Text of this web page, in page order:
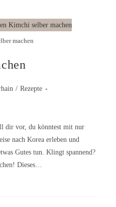
machen
/ Rezepte
dir vor, du könntest mit nur
nach Korea erleben und
Gutes tun. Klingt spannend?
Dieses…